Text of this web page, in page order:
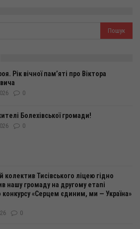
Рік вічної пам’яті про Віктора
0
Болехівської громади!
0
колектив Тисівського ліцею гідно
нашу громаду на другому етапі
конкурсу «Серцем єдиним, ми — Україна»
0